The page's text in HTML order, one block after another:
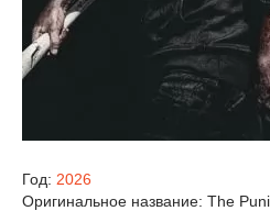
Год: 2026
Оригинальное название: The